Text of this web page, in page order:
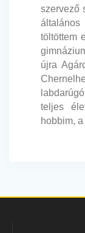
szervező
általános
töltöttem
újra
teljes
hobbim,